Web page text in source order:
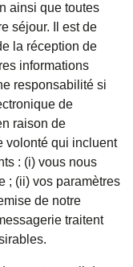
ainsi que toutes
séjour. Il est de
la réception de
informations
responsabilité si
de
raison de
volonté qui incluent
: (i) vous nous
; (ii) vos paramètres
de notre
traitent